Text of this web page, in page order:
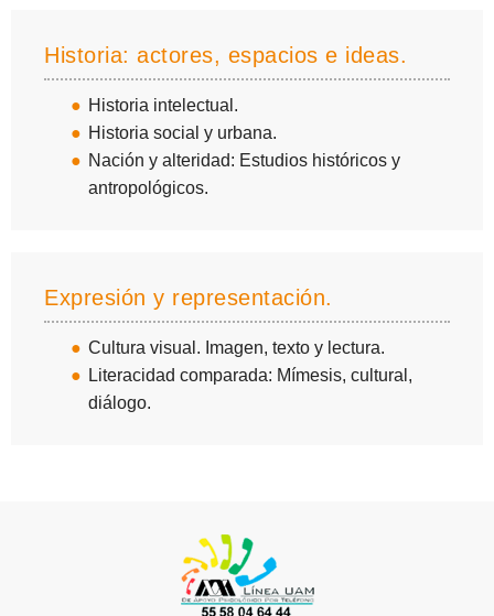
Historia: actores, espacios e ideas.
Historia intelectual.
Historia social y urbana.
Nación y alteridad: Estudios históricos y
antropológicos.
Expresión y representación.
Cultura visual. Imagen, texto y lectura.
Literacidad comparada: Mímesis, cultural,
diálogo.